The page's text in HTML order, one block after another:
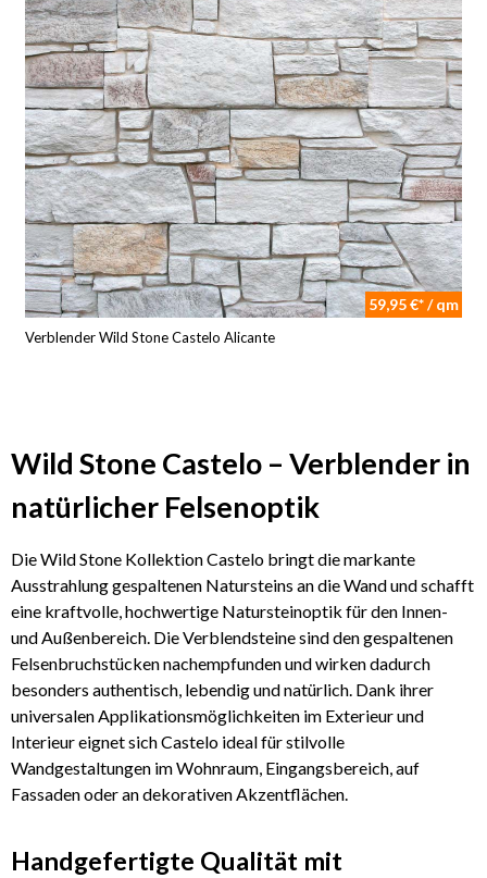
59,95 €* / qm
Verblender Wild Stone Castelo Alicante
Wild Stone Castelo – Verblender in
natürlicher Felsenoptik
Die Wild Stone Kollektion Castelo bringt die markante
Ausstrahlung gespaltenen Natursteins an die Wand und schafft
eine kraftvolle, hochwertige Natursteinoptik für den Innen-
und Außenbereich. Die Verblendsteine sind den gespaltenen
Felsenbruchstücken nachempfunden und wirken dadurch
besonders authentisch, lebendig und natürlich. Dank ihrer
universalen Applikationsmöglichkeiten im Exterieur und
Interieur eignet sich Castelo ideal für stilvolle
Wandgestaltungen im Wohnraum, Eingangsbereich, auf
Fassaden oder an dekorativen Akzentflächen.
Handgefertigte Qualität mit